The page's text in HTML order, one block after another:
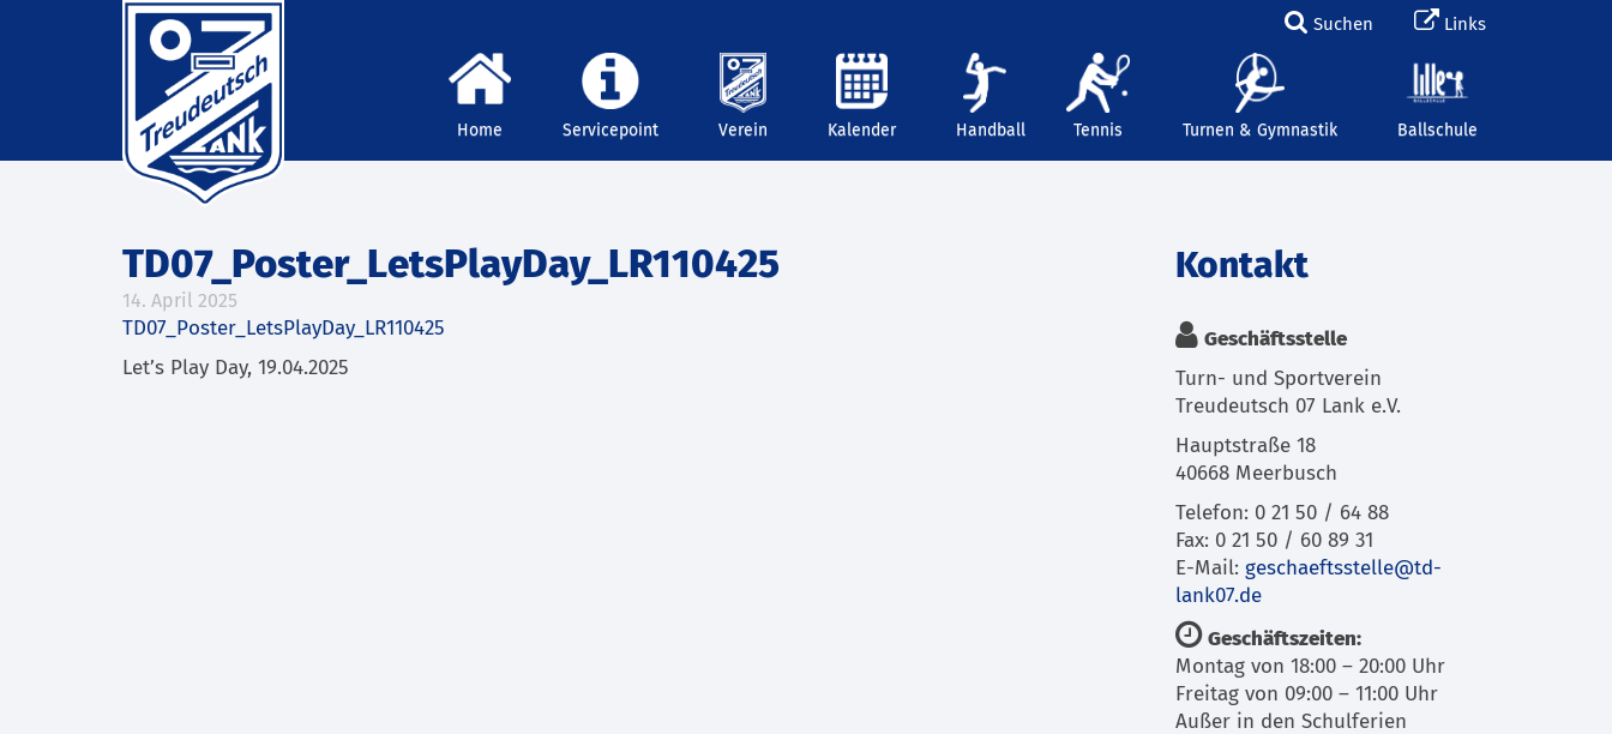
Suchen Links
Home Servicepoint Verein Kalender Handball Tennis Turnen & Gymnastik Ballschule
TD07_Poster_LetsPlayDay_LR110425
14. April 2025
TD07_Poster_LetsPlayDay_LR110425
Let’s Play Day, 19.04.2025
Kontakt
Geschäftsstelle
Turn- und Sportverein
Treudeutsch 07 Lank e.V.
Hauptstraße 18
40668 Meerbusch
Telefon: 0 21 50 / 64 88
Fax: 0 21 50 / 60 89 31
E-Mail: geschaeftsstelle@td-
lank07.de
Geschäftszeiten:
Montag von 18:00 – 20:00 Uhr
Freitag von 09:00 – 11:00 Uhr
Außer in den Schulferien